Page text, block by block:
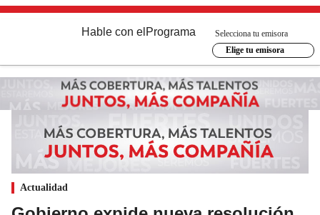
Hable con el Programa
Selecciona tu emisora
Elige tu emisora
Actualidad